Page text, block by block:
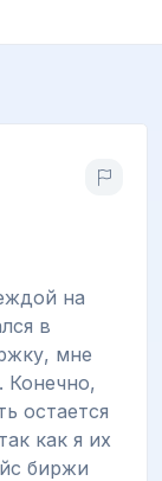
на
в
мне
Конечно,
остается
как я их
биржи